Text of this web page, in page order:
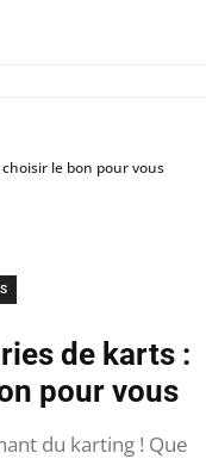
le bon pour vous
de karts :
pour vous
du karting ! Que